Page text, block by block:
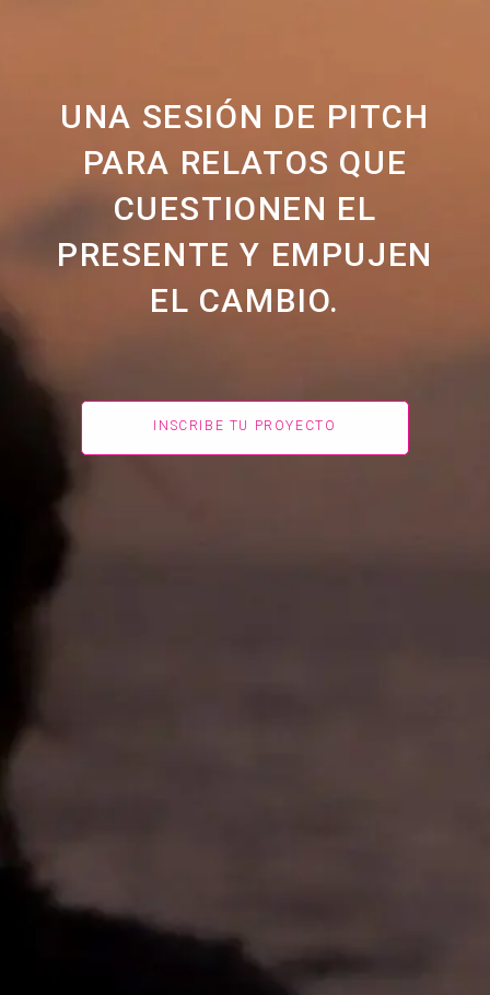
UNA SESIÓN DE PITCH
PARA RELATOS QUE
CUESTIONEN EL
PRESENTE Y EMPUJEN
EL CAMBIO.
INSCRIBE TU PROYECTO